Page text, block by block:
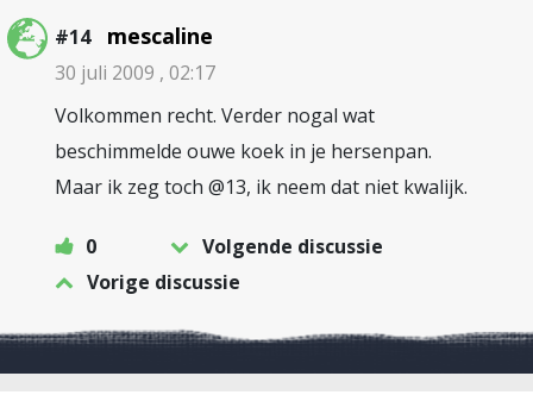
#14 mescaline
30 juli 2009 , 02:17
Volkommen recht. Verder nogal wat
beschimmelde ouwe koek in je hersenpan.
Maar ik zeg toch @13, ik neem dat niet kwalijk.
0
Volgende discussie
Vorige discussie